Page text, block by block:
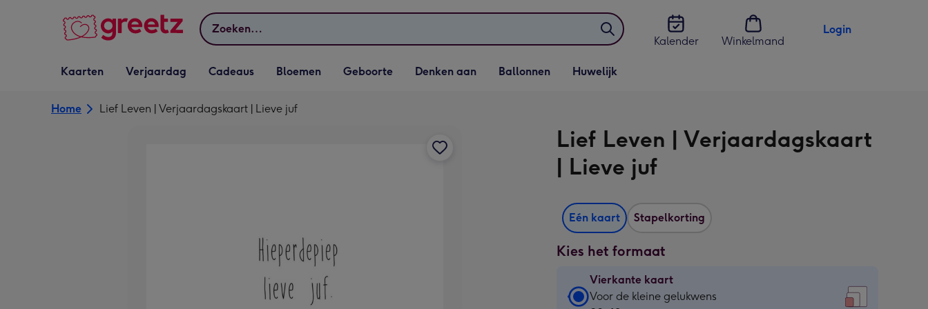
Zoeken
Kalender
Winkelmand
Login
Vervolgkeuzelijst
Kaarten openen
Kaarten
Vervolgkeuzelijst
Verjaardag openen
Verjaardag
Vervolgkeuzelijst
Cadeaus openen
Cadeaus
Vervolgkeuzelijst
Bloemen openen
Bloemen
Vervolgkeuzelijst
Geboorte openen
Geboorte
Vervolgkeuzelijst
Denken aan openen
Denken aan
Vervolgkeuzelijst
Ballonnen openen
Ballonnen
Vervolgkeuzelijst
Huwelijk openen
Huwelijk
Home Lief Leven | Verjaardagskaart | Lieve juf
Lief Leven | Verjaardagskaart
| Lieve juf
Eén kaart Stapelkorting
Kies het formaat
Vierkante kaart
Vierkante
Voor de kleine gelukwens